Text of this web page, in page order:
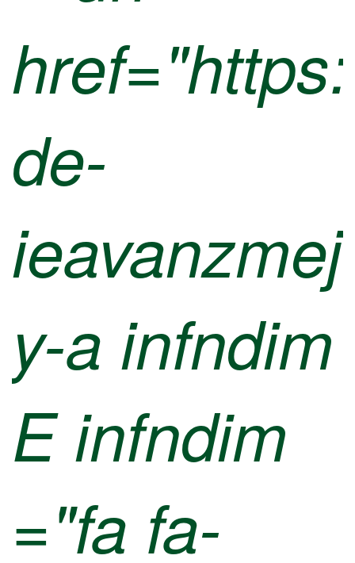
de-
y-a infndim
E infndim
="fa fa-